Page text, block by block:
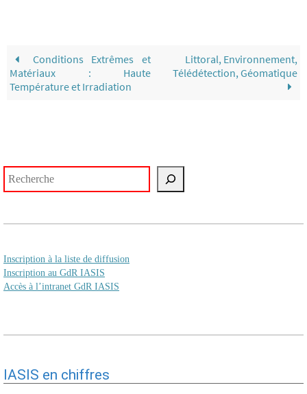
Conditions Extrêmes et
Matériaux : Haute
Température et Irradiation
Littoral, Environnement,
Télédétection, Géomatique
Inscription à la liste de diffusion
Inscription au GdR IASIS
Accès à l’intranet GdR IASIS
IASIS en chiffres